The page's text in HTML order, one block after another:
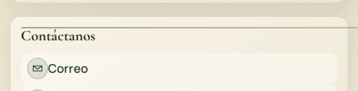
Contáctanos
Correo